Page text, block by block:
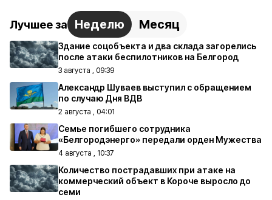
Лучшее за Неделю Месяц
Здание соцобъекта и два склада загорелись
после атаки беспилотников на Белгород
3 августа , 09:39
Александр Шуваев выступил с обращением
по случаю Дня ВДВ
2 августа , 04:01
Семье погибшего сотрудника
«Белгородэнерго» передали орден Мужества
4 августа , 10:37
Количество пострадавших при атаке на
коммерческий объект в Короче выросло до
семи